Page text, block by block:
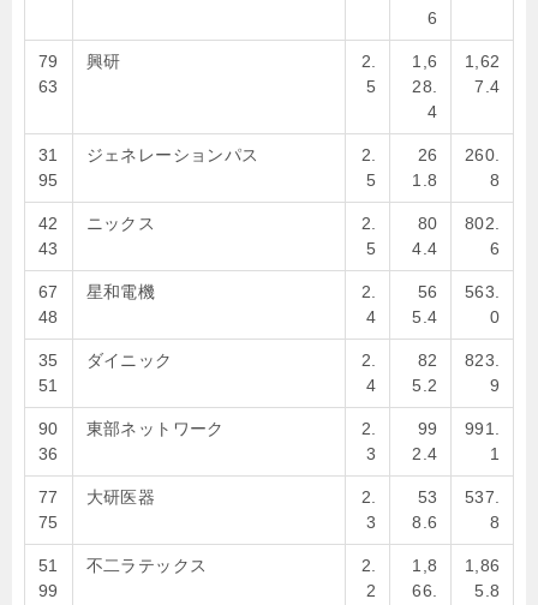
6
79
63
興研
2.
5
1,6
28.
4
1,62
7.4
31
95
ジェネレーションパス
2.
5
26
1.8
260.
8
42
43
ニックス
2.
5
80
4.4
802.
6
67
48
星和電機
2.
4
56
5.4
563.
0
35
51
ダイニック
2.
4
82
5.2
823.
9
90
36
東部ネットワーク
2.
3
99
2.4
991.
1
77
75
大研医器
2.
3
53
8.6
537.
8
51
99
不二ラテックス
2.
2
1,8
66.
1,86
5.8